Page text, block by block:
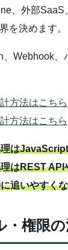
、外部SaaS
を決めます。
Webhook、
方法はこちら
方法はこちら
は
はREST API
追いやすく
・権限